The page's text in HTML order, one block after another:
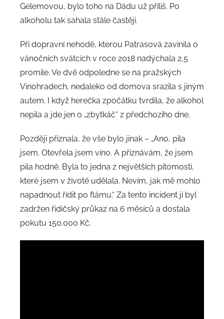
Gelemovou, bylo toho na Dádu už příliš. Po
alkoholu tak sahala stále častěji.
Při dopravní nehodě, kterou Patrasová zavinila o
vánočních svátcích v roce 2018 nadýchala 2,5
promile. Ve dvě odpoledne se na pražských
Vinohradech, nedaleko od domova srazila s jiným
autem. I když herečka zpočátku tvrdila, že alkohol
nepila a jde jen o „zbytkáč“ z předchozího dne.
Později přiznala, že vše bylo jinak – „Ano, pila
jsem. Otevřela jsem víno. A přiznávám, že jsem
pila hodně. Byla to jedna z největších pitomostí,
které jsem v životě udělala. Nevím, jak mě mohlo
napadnout řídit po flámu.“ Za tento incident jí byl
zadržen řidičský průkaz na 6 měsíců a dostala
pokutu 150.000 Kč.